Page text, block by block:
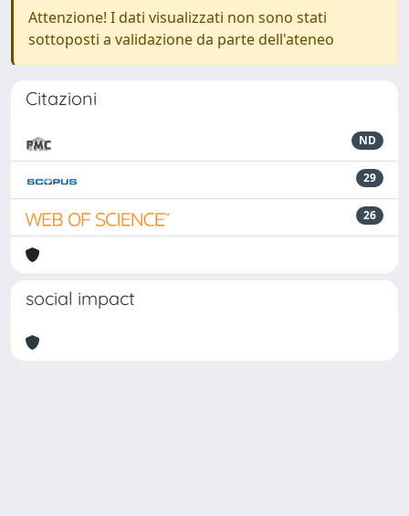
Attenzione! I dati visualizzati non sono stati
sottoposti a validazione da parte dell'ateneo
Citazioni
ND
29
26
social impact